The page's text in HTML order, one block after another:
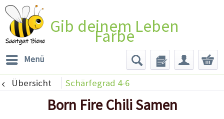
Gib deinem Leben
Farbe
Menü
Übersicht Schärfegrad 4-6
Born Fire Chili Samen